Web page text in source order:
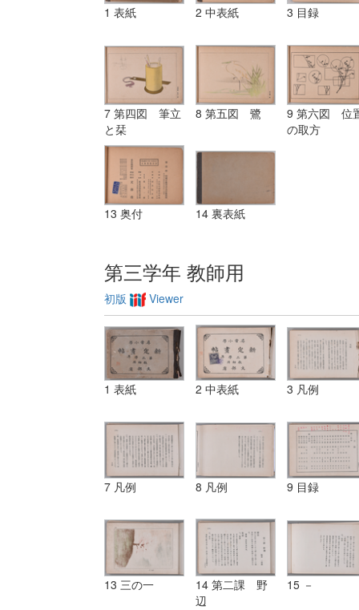
1 表紙 2 中表紙 3 目録
7 第四図 筆立
と栞
8 第五図 鷺
9 第六図 位
の取方
13 奥付 14 裏表紙
第三学年 教師用
初版 Viewer
1 表紙 2 中表紙 3 凡例
7 凡例 8 凡例 9 目録
13 三の一
14 第二課 野
辺
15 －